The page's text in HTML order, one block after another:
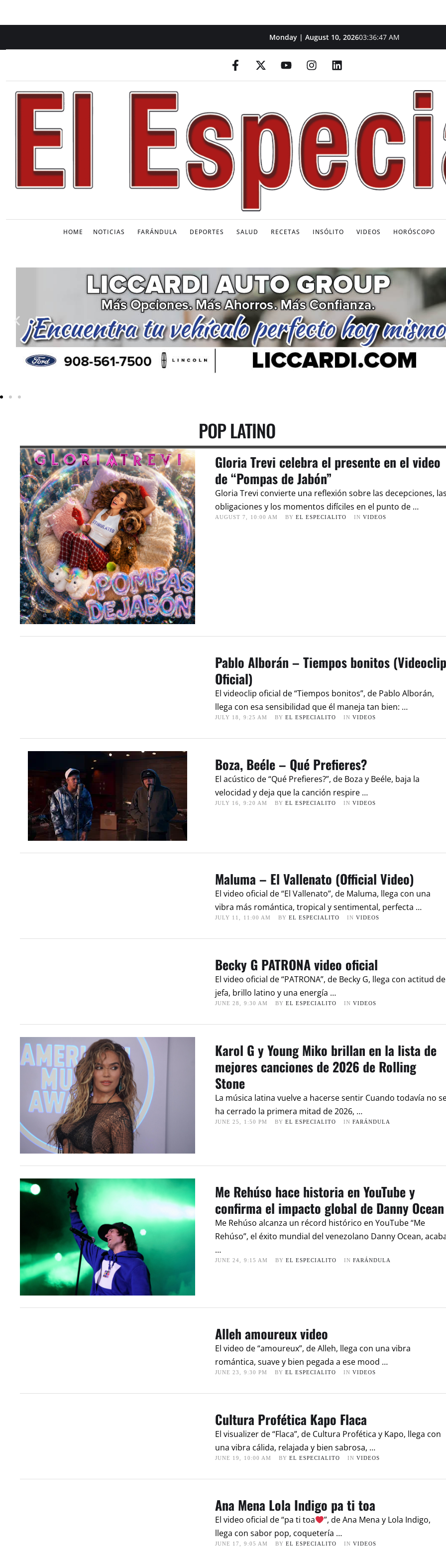
Monday | August 10, 202603:36:48 AM
HOME NOTICIAS FARÁNDULA DEPORTES SALUD RECETAS INSÓLITO VIDEOS HORÓSCOPO
POP LATINO
Gloria Trevi celebra el presente en el video
de “Pompas de Jabón”
Gloria Trevi convierte una reflexión sobre las decepciones, las
obligaciones y los momentos difíciles en el punto de …
AUGUST 7 10:00 AM BY EL ESPECIALITO IN VIDEOS
Pablo Alborán – Tiempos bonitos (Videoclip
Oficial)
El videoclip oficial de “Tiempos bonitos”, de Pablo Alborán,
llega con esa sensibilidad que él maneja tan bien: …
JULY 18 9:25 AM BY EL ESPECIALITO IN VIDEOS
Boza, Beéle – Qué Prefieres?
El acústico de “Qué Prefieres?”, de Boza y Beéle, baja la
velocidad y deja que la canción respire …
JULY 16 9:20 AM BY EL ESPECIALITO IN VIDEOS
Maluma – El Vallenato (Official Video)
El video oficial de “El Vallenato”, de Maluma, llega con una
vibra más romántica, tropical y sentimental, perfecta …
JULY 11 11:00 AM BY EL ESPECIALITO IN VIDEOS
Becky G PATRONA video oficial
El video oficial de “PATRONA”, de Becky G, llega con actitud de
jefa, brillo latino y una energía …
JUNE 28 9:30 AM BY EL ESPECIALITO IN VIDEOS
Karol G y Young Miko brillan en la lista de
mejores canciones de 2026 de Rolling
Stone
La música latina vuelve a hacerse sentir Cuando todavía no
ha cerrado la primera mitad de 2026, …
JUNE 25 1:50 PM BY EL ESPECIALITO IN FARÁNDULA
Me Rehúso hace historia en YouTube y
confirma el impacto global de Danny Ocean
Me Rehúso alcanza un récord histórico en YouTube “Me
Rehúso”, el éxito mundial del venezolano Danny Ocean,
…
JUNE 24 9:15 AM BY EL ESPECIALITO IN FARÁNDULA
Alleh amoureux video
El video de “amoureux”, de Alleh, llega con una vibra
romántica, suave y bien pegada a ese mood …
JUNE 23 9:30 PM BY EL ESPECIALITO IN VIDEOS
Cultura Profética Kapo Flaca
El visualizer de “Flaca”, de Cultura Profética y Kapo, llega con
una vibra cálida, relajada y bien sabrosa, …
JUNE 19 10:00 AM BY EL ESPECIALITO IN VIDEOS
Ana Mena Lola Indigo pa ti toa
El video oficial de “pa ti toa
”, de Ana Mena y Lola Indigo,
llega con sabor pop, coquetería …
JUNE 17 9:05 AM BY EL ESPECIALITO IN VIDEOS